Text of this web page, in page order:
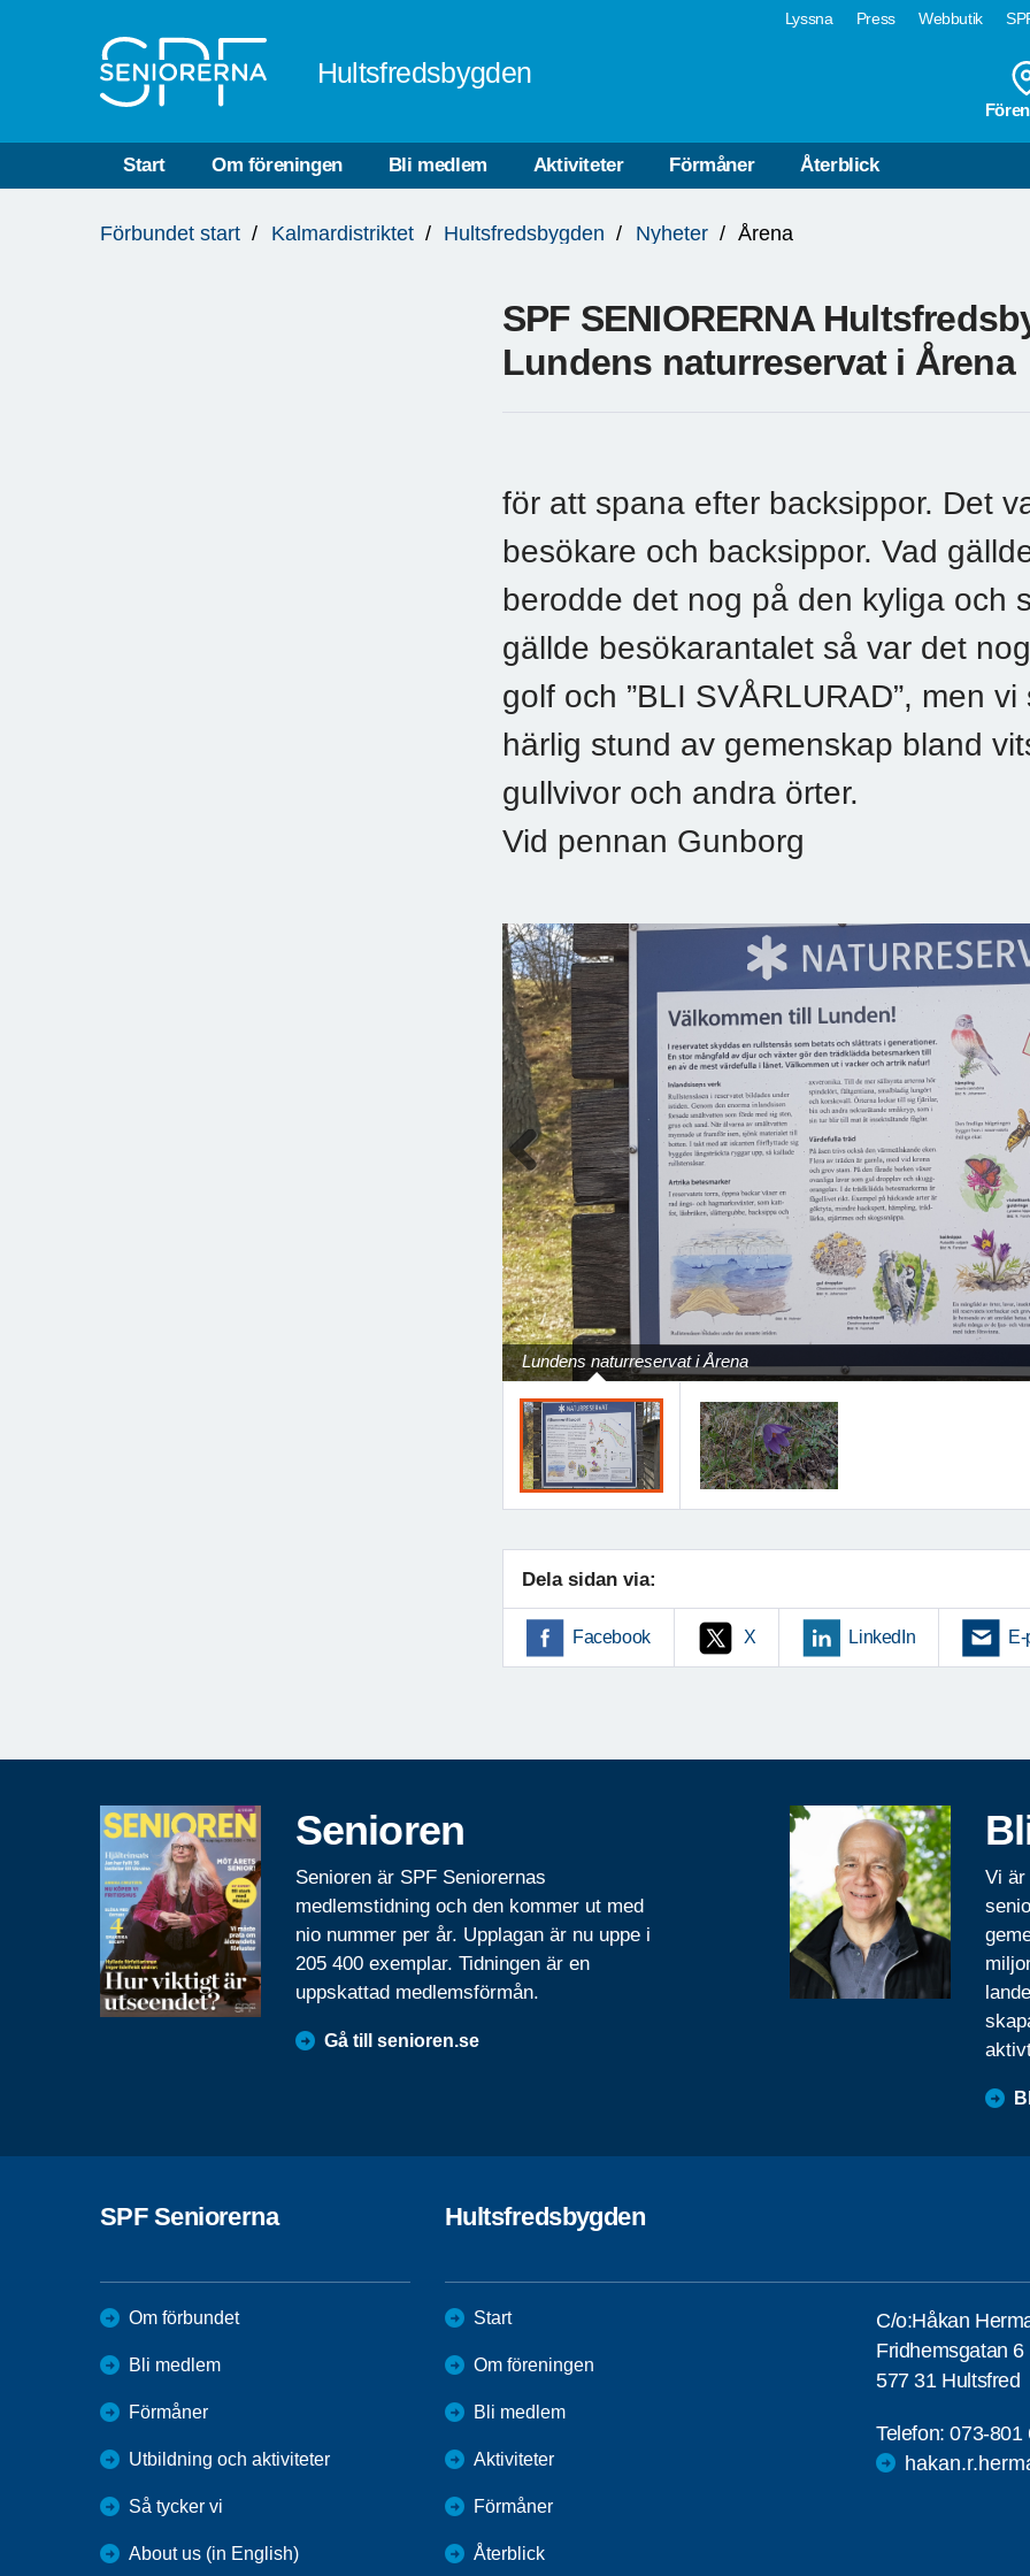
Lyssna Press Webbutik
Hultsfredsbygden
Start Om föreningen Bli medlem Aktiviteter Förmåner Återblick
är
Förbundet start Kalmardistriktet Hultsfredsbygden Nyheter Årena
SPF SENIORERNA
Lundens naturreservat i Årena
för att spana efter backsippor. Det
besökare och backsippor. Vad
berodde det nog på den kyliga och
gällde besökarantalet så var det
golf och ”BLI SVÅRLURAD”, men
härlig stund av gemenskap bland
gullvivor och andra örter.
Vid pennan Gunborg
Lundens naturreservat i Årena
Previous
Dela sidan via:
Facebook X LinkedIn
Senioren
Senioren är SPF Seniorernas
medlemstidning och den kommer ut med
nio nummer per år. Upplagan är nu uppe i
205 400 exemplar. Tidningen är en
uppskattad medlemsförmån.
Gå till senioren.se
Vi är
SPF Seniorerna
Om förbundet
Bli medlem
Förmåner
Utbildning och aktiviteter
Så tycker vi
About us (in English)
Hultsfredsbygden
Start
Om föreningen
Bli medlem
Aktiviteter
Förmåner
Återblick
C/o:Håkan
Fridhemsgatan 6
577 31 Hultsfred
Telefon:073-801